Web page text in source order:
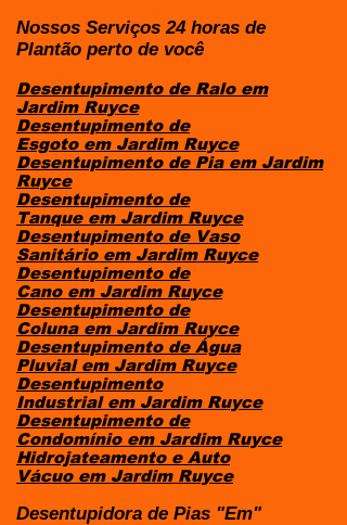
Nossos Serviços 24 horas de
Plantão perto de você
Desentupimento de Ralo em
Jardim Ruyce
Desentupimento de
Esgoto em Jardim Ruyce
Desentupimento de Pia em Jardim
Ruyce
Desentupimento de
Tanque em Jardim Ruyce
Desentupimento de Vaso
Sanitário em Jardim Ruyce
Desentupimento de
Cano em Jardim Ruyce
Desentupimento de
Coluna em Jardim Ruyce
Desentupimento de Água
Pluvial em Jardim Ruyce
Desentupimento
Industrial em Jardim Ruyce
Desentupimento de
Condomínio em Jardim Ruyce
Hidrojateamento e Auto
Vácuo em Jardim Ruyce
Desentupidora de Pias "Em"